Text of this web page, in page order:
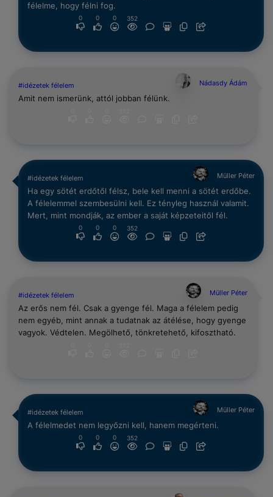
félelme, hogy félni fog.
0 0 0 352
#idézetek félelem Nádasdy Ádám
Amit nem ismerünk, attól jobban félünk.
#idézetek félelem Müller Péter
Ha egy sötét erdőtől félsz, bele kell menni a sötét erdőbe.
A félelemmel szembesülni kell. Ez tényleg használ valamit.
Mert, mint mondják, az ember a saját képzeteitől fél.
0 0 0 352
#idézetek félelem Müller Péter
Az erős nem fél. Csak a gyenge fél. Maga a félelem pedig
nem egyéb, mint annak a tudatnak az átélése, hogy gyenge
vagyok. Védtelen. Megölhető, tönkretehető, kifosztható.
#idézetek félelem Müller Péter
A félelmedet nem legyőzni kell, hanem megérteni.
0 0 0 352